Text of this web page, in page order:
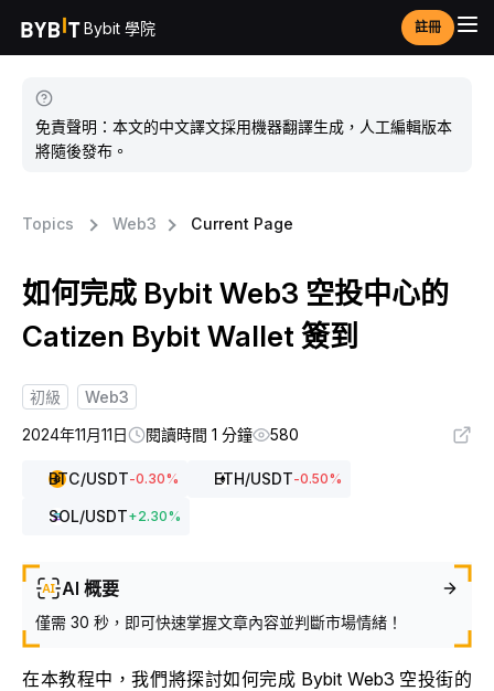
Bybit 學院 註冊
免責聲明：本文的中文譯文採用機器翻譯生成，人工編輯版本
將隨後發布。
Topics Web3 Current Page
如何完成 Bybit Web3 空投中心的
Catizen Bybit Wallet 簽到
初級
Web3
2024年11月11日
閱讀時間 1 分鐘 580
BTC/USDT-0.30% ETH/USDT-0.50%
SOL/USDT+2.30%
AI 概要
僅需 30 秒，即可快速掌握文章內容並判斷市場情緒！
在本教程中，我們將探討如何完成 Bybit Web3 空投街的